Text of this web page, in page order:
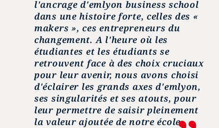
l'ancrage d'emlyon business school
dans une histoire forte, celles des «
makers », ces entrepreneurs du
changement. A l'heure où les
étudiantes et les étudiants se
retrouvent face à des choix cruciaux
pour leur avenir, nous avons choisi
d'éclairer les grands axes d'emlyon,
ses singularités et ses atouts, pour
leur permettre de saisir pleinement
la valeur ajoutée de notre école.